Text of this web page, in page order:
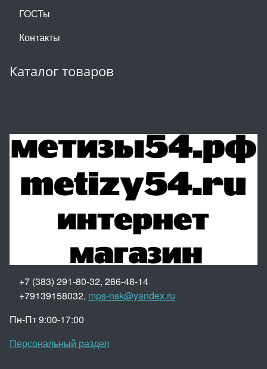
ГОСТы
Контакты
Каталог товаров
+7 (383) 291-80-32, 286-48-14
+79139158032, mps-nsk@yandex.ru
Пн-Пт 9:00-17:00
Персональный раздел